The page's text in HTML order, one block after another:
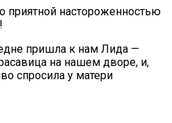
приятной настороженностью
пришла к нам Лида —
на нашем дворе, и,
спросила у матери